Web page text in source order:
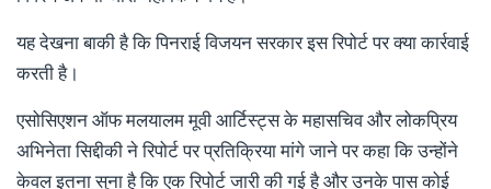
यह देखना बाकी है कि पिनराई विजयन सरकार इस रिपोर्ट पर क्या कार्रवाई
करती है।
एसोसिएशन ऑफ मलयालम मूवी आर्टिस्ट्स के महासचिव और लोकप्रिय
अभिनेता सिद्दीकी ने रिपोर्ट पर प्रतिक्रिया मांगे जाने पर कहा कि उन्होंने
केवल इतना सुना है कि एक रिपोर्ट जारी की गई है और उनके पास कोई